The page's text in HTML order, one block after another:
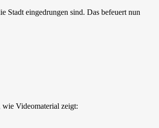
Stadt eingedrungen sind. Das befeuert nun
wie Videomaterial zeigt: